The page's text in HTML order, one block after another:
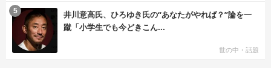
井川意高氏、ひろゆき氏の“あなたがやれば？”論を一
蹴「小学生でも今どきこん...
世の中・話題
5